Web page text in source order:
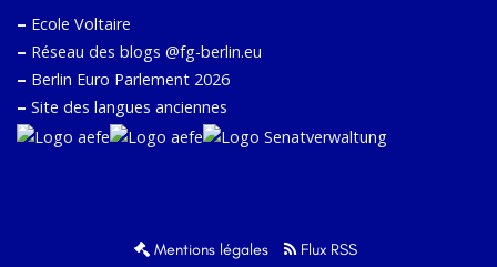
– Ecole Voltaire
– Réseau des blogs @fg-berlin.eu
– Berlin Euro Parlement 2026
– Site des langues anciennes
Mentions légales Flux RSS